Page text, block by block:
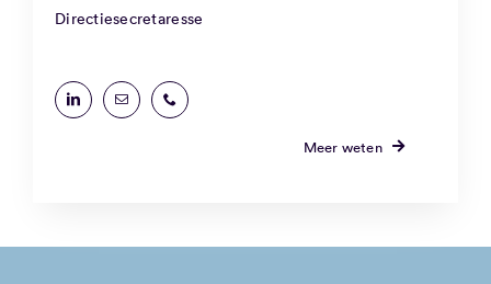
Directiesecretaresse
Meer weten